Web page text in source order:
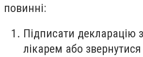
повинні:
Підписати декларацію
лікарем або